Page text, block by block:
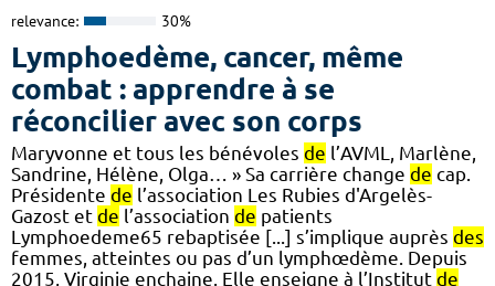
relevance: 30%
Lymphoedème, cancer, même
combat : apprendre à se
réconcilier avec son corps
Maryvonne et tous les bénévoles de l’AVML, Marlène,
Sandrine, Hélène, Olga… » Sa carrière change de cap.
Présidente de l’association Les Rubies d'Argelès-
Gazost et de l’association de patients
Lymphoedeme65 rebaptisée [...] s’implique auprès des
femmes, atteintes ou pas d’un lymphœdème. Depuis
2015, Virginie enchaine. Elle enseigne à l’Institut de